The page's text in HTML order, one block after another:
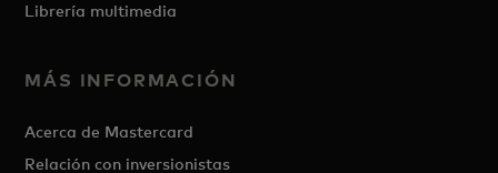
Librería multimedia
MÁS INFORMACIÓN
Acerca de Mastercard
Relación con inversionistas